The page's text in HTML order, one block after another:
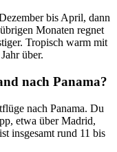
bis April, dann
Monaten regnet
Tropisch warm mit
über.
nach Panama?
nach Panama. Du
etwa über Madrid,
insgesamt rund 11 bis